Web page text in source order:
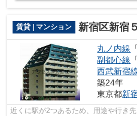
賃貸 | マンション 新宿区新宿
丸ノ内線 「
副都心線
西武新宿
築24年
東京都新
近くに駅が2つあるため、用途や行き